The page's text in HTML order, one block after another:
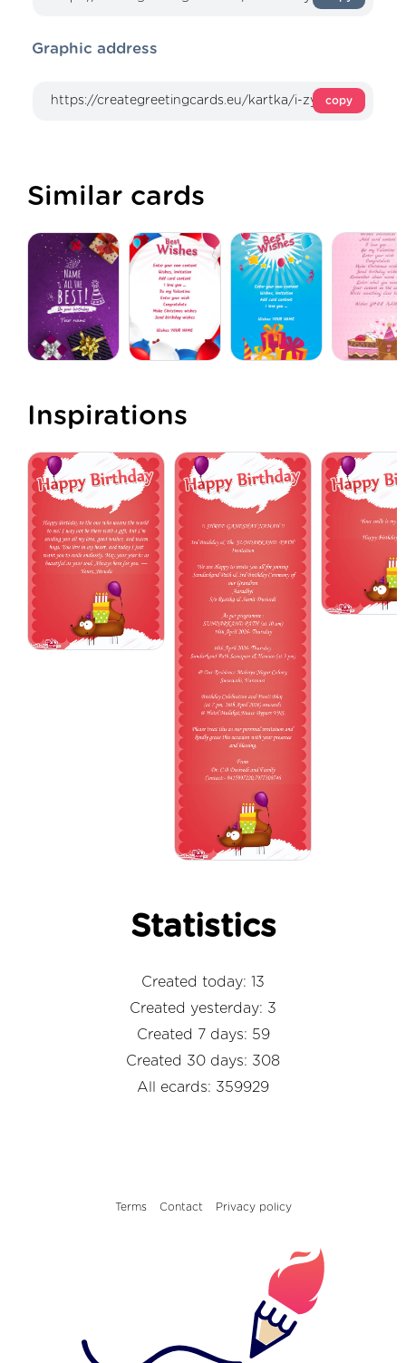
Graphic address
copy
Similar cards
Inspirations
Statistics
Created today: 13
Created yesterday: 3
Created 7 days: 59
Created 30 days: 308
All ecards: 359929
Terms Contact Privacy policy